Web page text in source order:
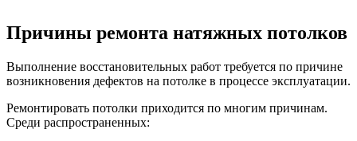
Причины ремонта натяжных потолков
Выполнение восстановительных работ требуется по причине
возникновения дефектов на потолке в процессе эксплуатации.
Ремонтировать потолки приходится по многим причинам.
Среди распространенных: